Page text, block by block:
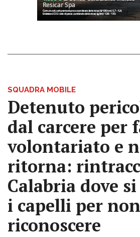
SQUADRA MOBILE
Detenuto
dal carcere per
volontariato e
ritorna:
Calabria dove
i capelli per
riconoscere